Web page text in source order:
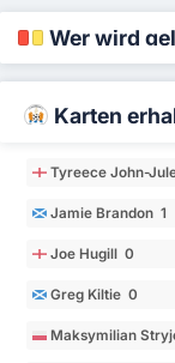
Wer wird
Karten
Tyreece John-
Jamie Brandon 1
Joe Hugill 0
Greg Kiltie 0
Maksymilian